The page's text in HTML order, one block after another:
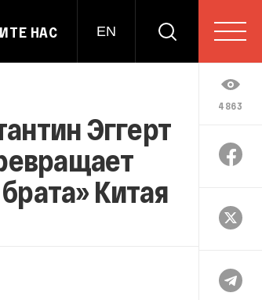
НАС EN
4863
Эггерт
Китая